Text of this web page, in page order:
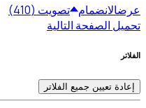
عرضالانضمام تصويت (410)
تحميل الصفحة التالية
الفلاتر
إعادة تعيين جميع الفلاتر